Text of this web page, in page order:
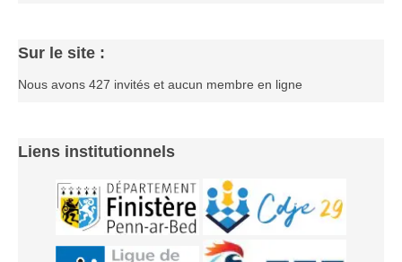
Sur le site :
Nous avons 427 invités et aucun membre en ligne
Liens institutionnels